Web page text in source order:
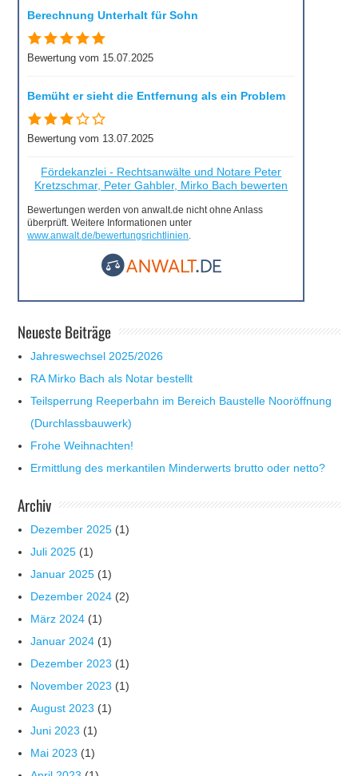
Berechnung Unterhalt für Sohn
Bewertung vom 15.07.2025
Bemüht er sieht die Entfernung als ein Problem
Bewertung vom 13.07.2025
Fördekanzlei - Rechtsanwälte und Notare Peter
Kretzschmar, Peter Gahbler, Mirko Bach bewerten
Bewertungen werden von anwalt.de nicht ohne Anlass
überprüft. Weitere Informationen unter
www.anwalt.de/bewertungsrichtlinien.
Neueste Beiträge
Jahreswechsel 2025/2026
RA Mirko Bach als Notar bestellt
Teilsperrung Reeperbahn im Bereich Baustelle Nooröffnung
(Durchlassbauwerk)
Frohe Weihnachten!
Ermittlung des merkantilen Minderwerts brutto oder netto?
Archiv
Dezember 2025 (1)
Juli 2025 (1)
Januar 2025 (1)
Dezember 2024 (2)
März 2024 (1)
Januar 2024 (1)
Dezember 2023 (1)
November 2023 (1)
August 2023 (1)
Juni 2023 (1)
Mai 2023 (1)